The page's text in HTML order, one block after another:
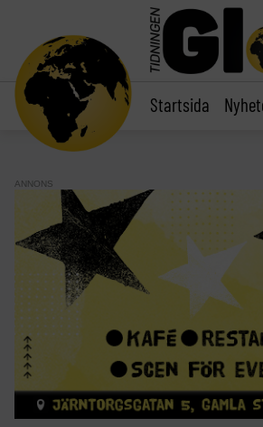
Startsida
ANNONS